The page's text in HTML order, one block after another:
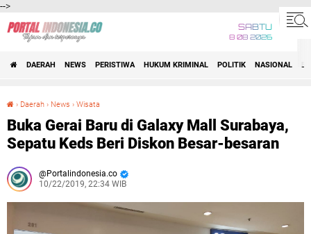
-->
SABTU
8 08 2026
DAERAH NEWS PERISTIWA HUKUM KRIMINAL POLITIK NASIONAL
› Daerah › News › Wisata
Buka Gerai Baru di Galaxy Mall Surabaya,
Sepatu Keds Beri Diskon Besar-besaran
Portalindonesia.co
10/22/2019, 22:34 WIB